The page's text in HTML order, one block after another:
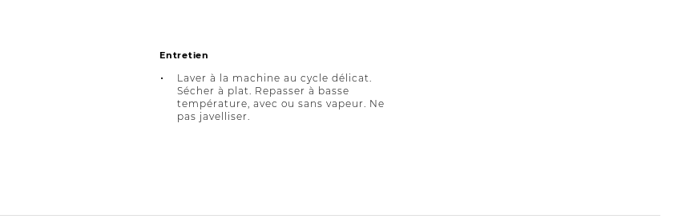
Entretien
Laver à la machine au cycle délicat.
Sécher à plat. Repasser à basse
température, avec ou sans vapeur. Ne
pas javelliser.